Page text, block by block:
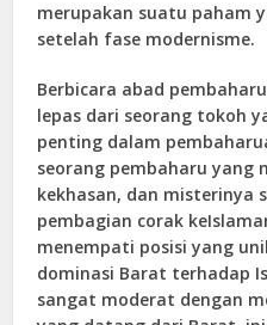
merupakan suatu paham
setelah fase modernisme.
Berbicara abad
lepas dari seorang tokoh
penting dalam
seorang pembaharu yang
kekhasan, dan misterinya
pembagian corak
menempati posisi yang
dominasi Barat terhadap
sangat moderat dengan